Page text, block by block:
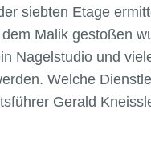
siebten Etage
Malik gestoßen
Nagelstudio und
Welche
Gerald